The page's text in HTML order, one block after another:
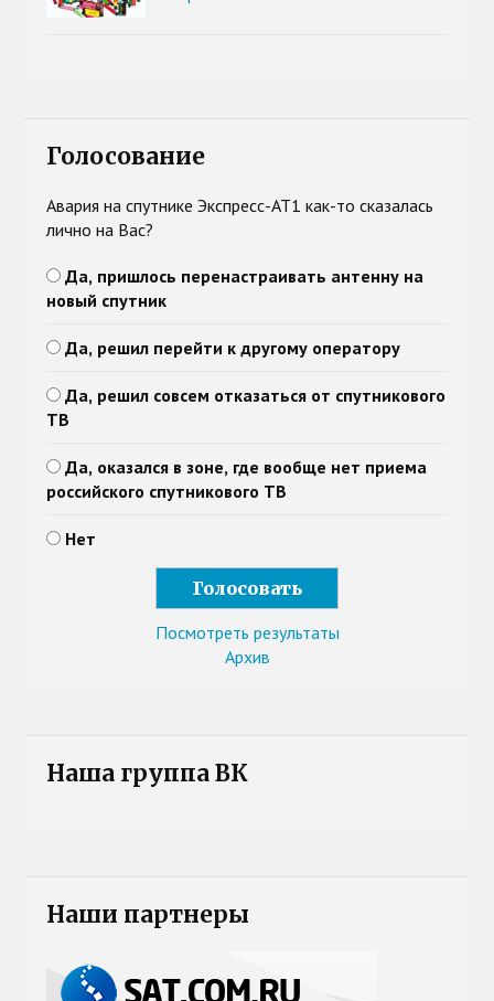
Голосование
Авария на спутнике Экспресс-АТ1 как-то сказалась
лично на Вас?
Да, пришлось перенастраивать антенну на
новый спутник
Да, решил перейти к другому оператору
Да, решил совсем отказаться от спутникового
ТВ
Да, оказался в зоне, где вообще нет приема
российского спутникового ТВ
Нет
Посмотреть результаты
Архив
Наша группа ВК
Наши партнеры